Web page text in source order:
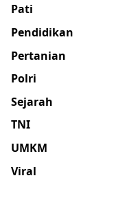
Pati
Pendidikan
Pertanian
Polri
Sejarah
TNI
UMKM
Viral